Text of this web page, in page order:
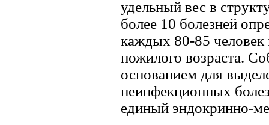
удельный вес в
более 10 болезней
каждых 80-85 человек
пожилого возраста.
основанием для
неинфекционных
единый эндокринно-